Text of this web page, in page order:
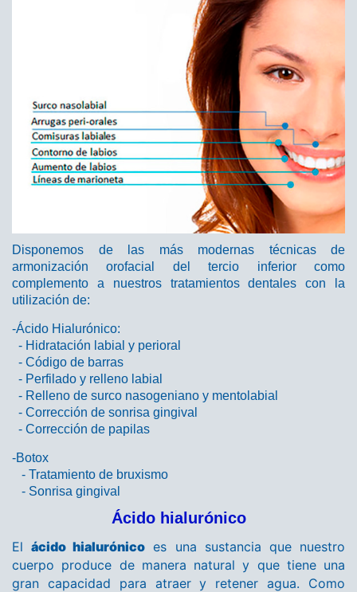
Disponemos de las más modernas técnicas de
armonización orofacial del tercio inferior como
complemento a nuestros tratamientos dentales con la
utilización de:
-Ácido Hialurónico:
- Hidratación labial y perioral
- Código de barras
- Perfilado y relleno labial
- Relleno de surco nasogeniano y mentolabial
- Corrección de sonrisa gingival
- Corrección de papilas
-Botox
- Tratamiento de bruxismo
- Sonrisa gingival
Ácido hialurónico
Elácido hialurónico es una sustancia que nuestro
cuerpo produce de manera natural y que tiene una
gran capacidad para atraer y retener agua. Como